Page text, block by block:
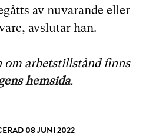
av nuvarande eller
avslutar han.
arbetstillstånd finns
hemsida.
08 JUNI 2022